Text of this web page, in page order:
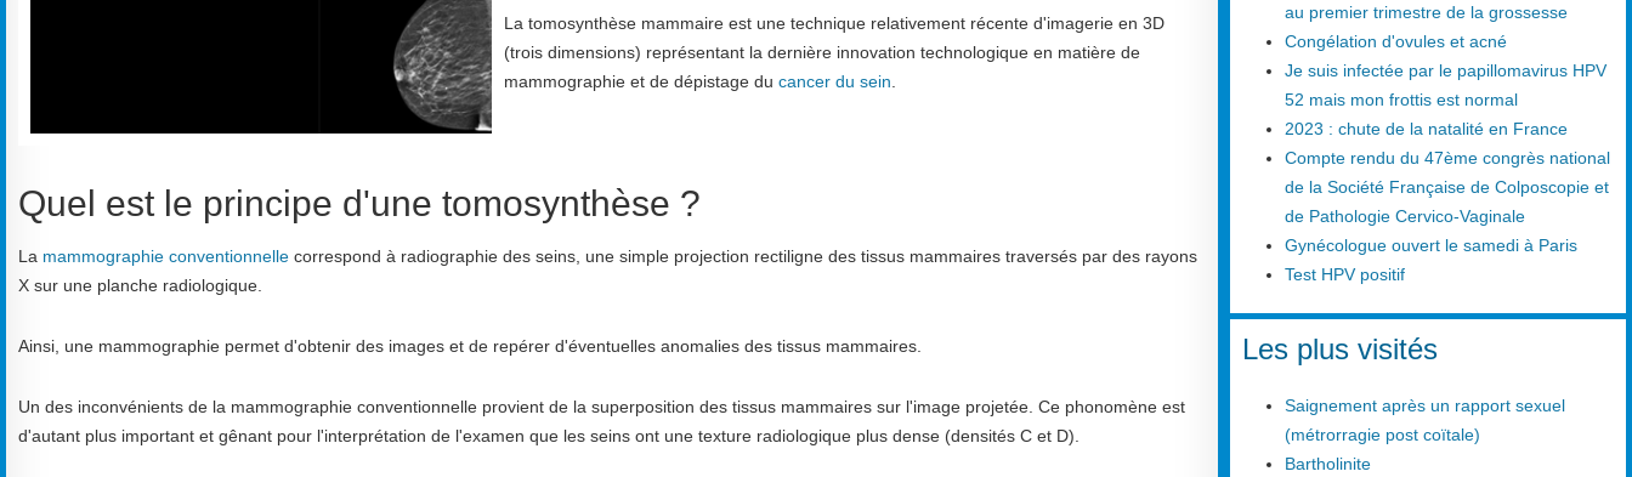
La tomosynthèse mammaire est une technique relativement récente d'imagerie en 3D
(trois dimensions) représentant la dernière innovation technologique en matière de
mammographie et de dépistage du cancer du sein
Quel est le principe d'une tomosynthèse ?
La mammographie conventionnelle correspond à radiographie des seins, une simple projection rectiligne des tissus mammaires traversés par des rayons
X sur une planche radiologique.
Ainsi, une mammographie permet d'obtenir des images et de repérer d'éventuelles anomalies des tissus mammaires.
Un des inconvénients de la mammographie conventionnelle provient de la superposition des tissus mammaires sur l'image projetée. Ce phonomène est
d'autant plus important et gênant pour l'interprétation de l'examen que les seins ont une texture radiologique plus dense (densités C et D).
au premier trimestre de la grossesse
Congélation d'ovules et acné
Je suis infectée par le papillomavirus HPV
52 mais mon frottis est normal
2023 : chute de la natalité en France
Compte rendu du 47ème congrès national
de la Société Française de Colposcopie et
de Pathologie Cervico-Vaginale
Gynécologue ouvert le samedi à Paris
Test HPV positif
Les plus visités
Saignement après un rapport sexuel
(métrorragie post coïtale)
Bartholinite